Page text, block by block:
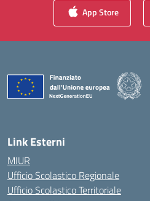
App Store
Link Esterni
MIUR
Ufficio Scolastico Regionale
Ufficio Scolastico Territoriale